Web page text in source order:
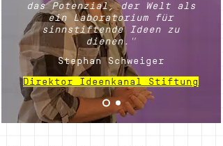
das Potenzial, der Welt als
ein Laboratorium für
sinnstiftende Ideen zu
dienen."
Stephan Schweiger
Direktor Ideenkanal Stiftung